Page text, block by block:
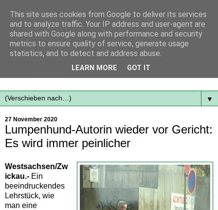
Mit frischen Themen aus der Region immer auf dem
▼
27 November 2020
Lumpenhund-Autorin wieder vor Gericht:
Es wird immer peinlicher
Westsachsen/Zw
ickau.- Ein
beeindruckendes
Lehrstück, wie
man eine
This site uses cookies from Google to deliver its services
and to analyze traffic. Your IP address and user-agent are
shared with Google along with performance and security
metrics to ensure quality of service, generate usage
statistics, and to detect and address abuse.
LEARN MORE GOT IT